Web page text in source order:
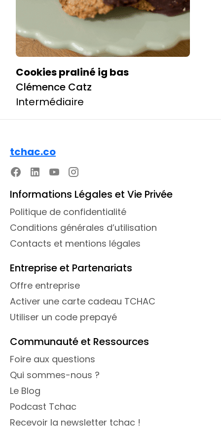
Cookies praliné ig bas
Clémence Catz
Intermédiaire
tchac.co
Informations Légales et Vie Privée
Politique de confidentialité
Conditions générales d’utilisation
Contacts et mentions légales
Entreprise et Partenariats
Offre entreprise
Activer une carte cadeau TCHAC
Utiliser un code prepayé
Communauté et Ressources
Foire aux questions
Qui sommes-nous ?
Le Blog
Podcast Tchac
Recevoir la newsletter tchac !